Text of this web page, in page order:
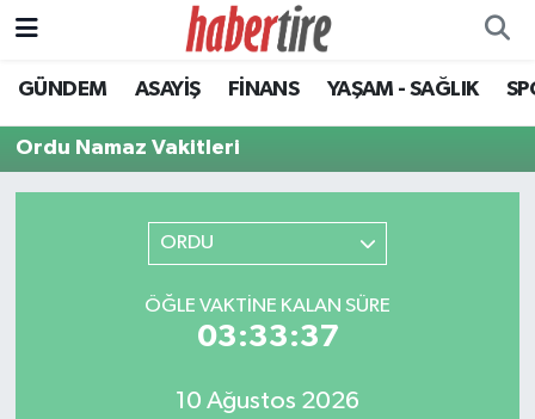
GÜNDEM ASAYİŞ FİNANS YAŞAM - SAĞLIK
Ordu Namaz Vakitleri
ORDU
ÖĞLE VAKTINE KALAN SÜRE
03:33:37
10 Ağustos 2026
Tire Nöbetçi Eczaneler
Tire Hava Durumu
Tüm Manşetler
Son Dakika Haberleri